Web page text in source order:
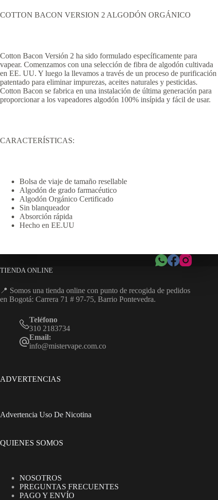
COTTON BACON VERSION 2 ALGODÓN ORGÁNICO
Cotton Bacon Versión 2 ha sido formulado específicamente para
vapear. Comenzamos con una selección de fibra de algodón cultivada
en EE. UU. Y luego la llevamos a través de un proceso de purificación
patentado para eliminar impurezas, aceites naturales y pesticidas.
Cotton Bacon se fabrica en una instalación de última generación para
proporcionar a los vapeadores algodón 100% insípida y fácil de usar.
CARACTERÍSTICAS:
Bolsa de viaje de tamaño resellable
Algodón de grado farmacéutico
Algodón Orgánico Certificado
Sin blanqueador
Absorción rápida
Hecho en EE.UU
TIENDA ONLINE
📍 Somos una tienda online con punto de recogida de pedidos
en Bogotá: Carrera 71 # 97-75, Barrio Pontevedra.
Teléfono
310 2183734
Email:
info@mistervape.com.co
ADVERTENCIAS
Advertencia Uso De Nicotina
QUIENES SOMOS
NOSOTROS
PREGUNTAS FRECUENTES
PAGO Y ENVÍO